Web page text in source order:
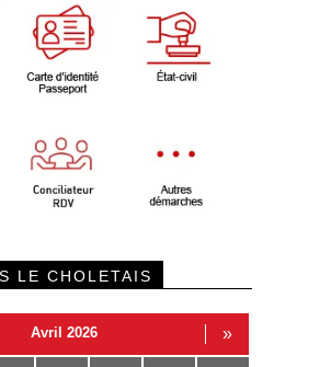
LE CHOLETAIS
Avril 2026 »